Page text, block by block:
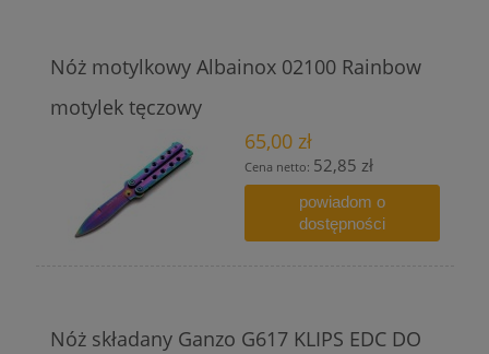
Nóż motylkowy Albainox 02100 Rainbow
motylek tęczowy
65,00 zł
Cena netto: 52,85 zł
powiadom o
dostępności
Nóż składany Ganzo G617 KLIPS EDC DO